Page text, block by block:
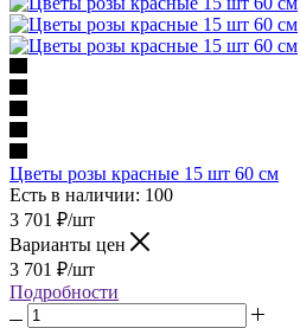
Цветы розы красные 15 шт 60 см
Есть в наличии: 100
3 701 ₽/шт
Варианты цен
3 701 ₽/шт
Подробности